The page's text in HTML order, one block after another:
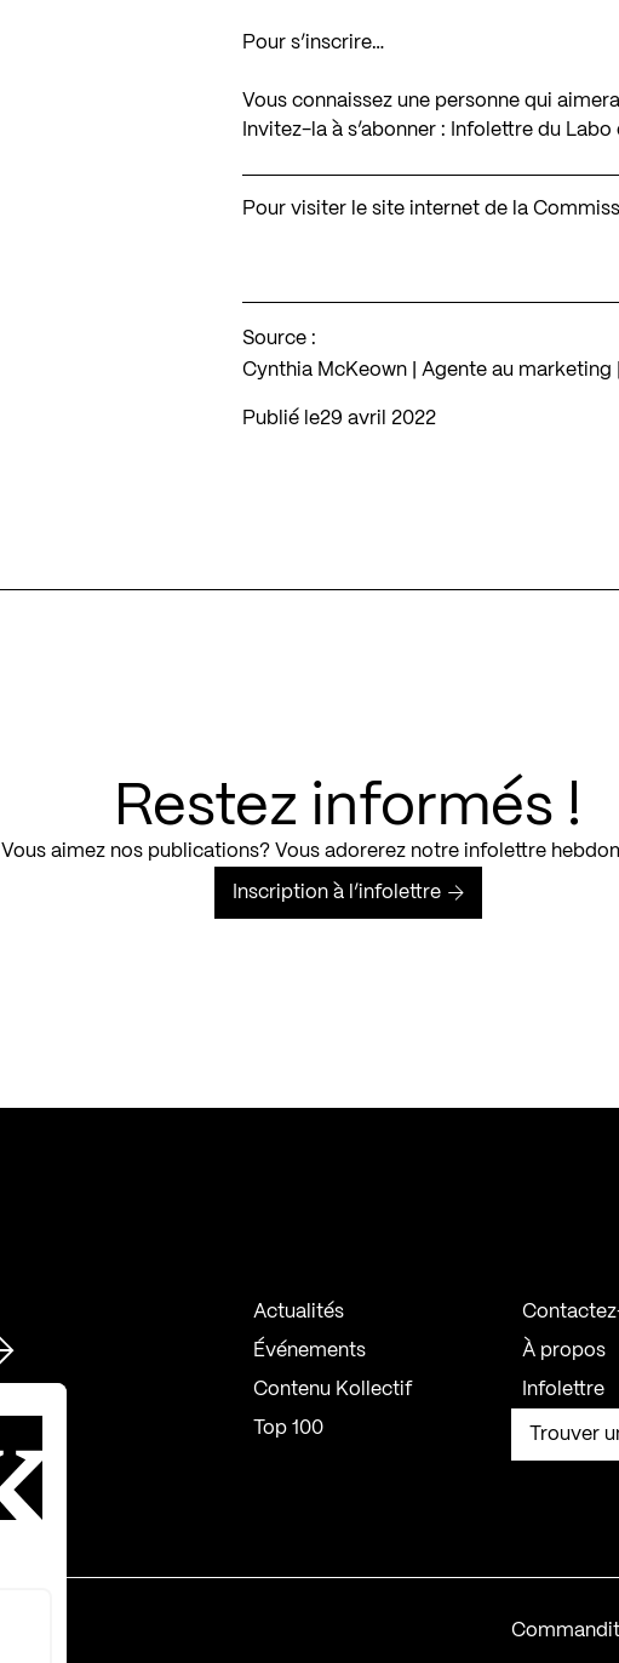
Pour s’inscrire…
Vous connaissez une personne qui
Invitez-la à s’abonner :
Infolettre du Labo
Pour visiter le site internet de la
Source :
Cynthia McKeown | Agente au
Publié le 29 avril 2022
Restez informés !
Vous aimez nos publications? Vous adorerez notre infolettre
Inscription à l’infolettre
Actualités
Événements
Contenu Kollectif
Top 100
À propos
Infolettre
Trouver